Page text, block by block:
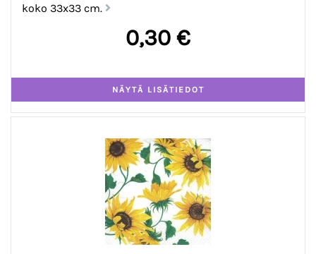
koko 33x33 cm.
0,30 €